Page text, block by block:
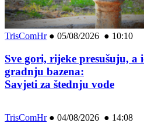
TrisComHr● 05/08/2026 ● 10:10
Sve gori, rijeke presušuju,
gradnju bazena:
Savjeti za štednju vode
TrisComHr● 04/08/2026 ● 14:08